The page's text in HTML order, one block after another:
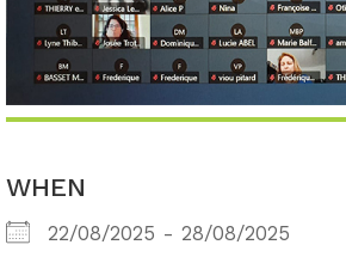
WHEN
22/08/2025 - 28/08/2025